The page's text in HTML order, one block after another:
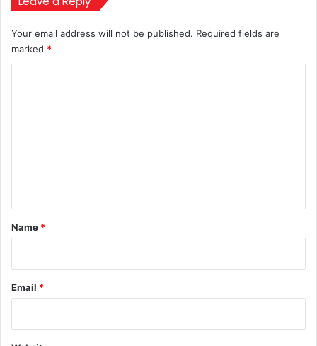
टक्कर
Your email address will not be published. Required fields are
marked *
*
Name *
Email *